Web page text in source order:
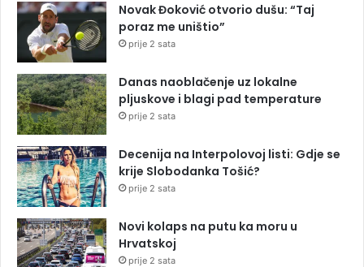
Novak Đoković otvorio dušu: “Taj
poraz me uništio”
prije 2 sata
Danas naoblačenje uz lokalne
pljuskove i blagi pad temperature
prije 2 sata
Decenija na Interpolovoj listi: Gdje se
krije Slobodanka Tošić?
prije 2 sata
Novi kolaps na putu ka moru u
Hrvatskoj
prije 2 sata